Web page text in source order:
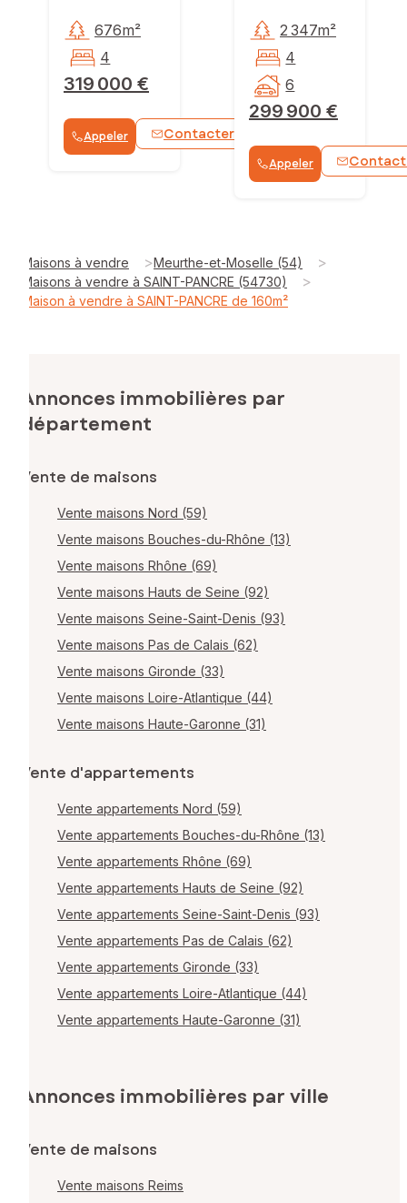
319 000 €
676m²
4
Appeler Contacter
299 900 €
2 347m²
4
6
Appeler
Maisons à vendre >Meurthe-et-Moselle (54) >
Maisons à vendre à SAINT-PANCRE (54730) >
Maison à vendre à SAINT-PANCRE de 160m²
Annonces immobilières par
département
Vente de maisons
Vente maisons Nord (59)
Vente maisons Bouches-du-Rhône (13)
Vente maisons Rhône (69)
Vente maisons Hauts de Seine (92)
Vente maisons Seine-Saint-Denis (93)
Vente maisons Pas de Calais (62)
Vente maisons Gironde (33)
Vente maisons Loire-Atlantique (44)
Vente maisons Haute-Garonne (31)
Vente d'appartements
Vente appartements Nord (59)
Vente appartements Bouches-du-Rhône (13)
Vente appartements Rhône (69)
Vente appartements Hauts de Seine (92)
Vente appartements Seine-Saint-Denis (93)
Vente appartements Pas de Calais (62)
Vente appartements Gironde (33)
Vente appartements Loire-Atlantique (44)
Vente appartements Haute-Garonne (31)
Annonces immobilières par ville
Vente de maisons
Vente maisons Reims